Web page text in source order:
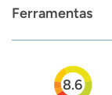
Ferramentas
8.6